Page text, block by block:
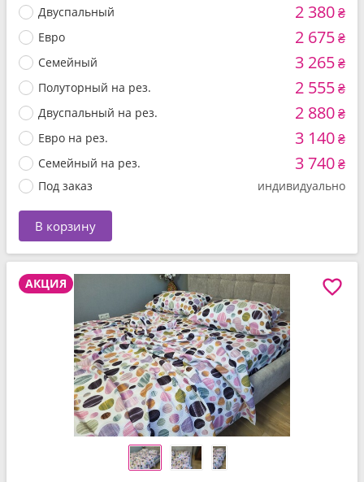
Двуспальный 2 380₴
Евро 2 675₴
Семейный 3 265₴
Полуторный на рез. 2 555₴
Двуспальный на рез. 2 880₴
Евро на рез. 3 140₴
Семейный на рез. 3 740₴
Под заказ индивидуально
В корзину
АКЦИЯ